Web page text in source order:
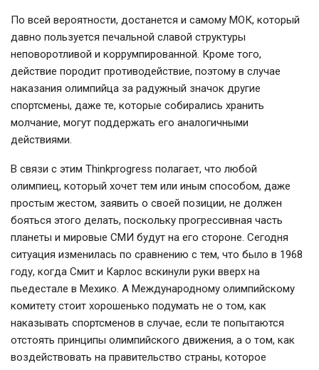
По всей вероятности, достанется и самому МОК, который
давно пользуется печальной славой структуры
неповоротливой и коррумпированной. Кроме того,
действие породит противодействие, поэтому в случае
наказания олимпийца за радужный значок другие
спортсмены, даже те, которые собирались хранить
молчание, могут поддержать его аналогичными
действиями.
В связи с этим Тhinkprogress полагает, что любой
олимпиец, который хочет тем или иным способом, даже
простым жестом, заявить о своей позиции, не должен
бояться этого делать, поскольку прогрессивная часть
планеты и мировые СМИ будут на его стороне. Сегодня
ситуация изменилась по сравнению с тем, что было в 1968
году, когда Смит и Карлос вскинули руки вверх на
пьедестале в Мехико. А Международному олимпийскому
комитету стоит хорошенько подумать не о том, как
наказывать спортсменов в случае, если те попытаются
отстоять принципы олимпийского движения, а о том, как
воздействовать на правительство страны, которое